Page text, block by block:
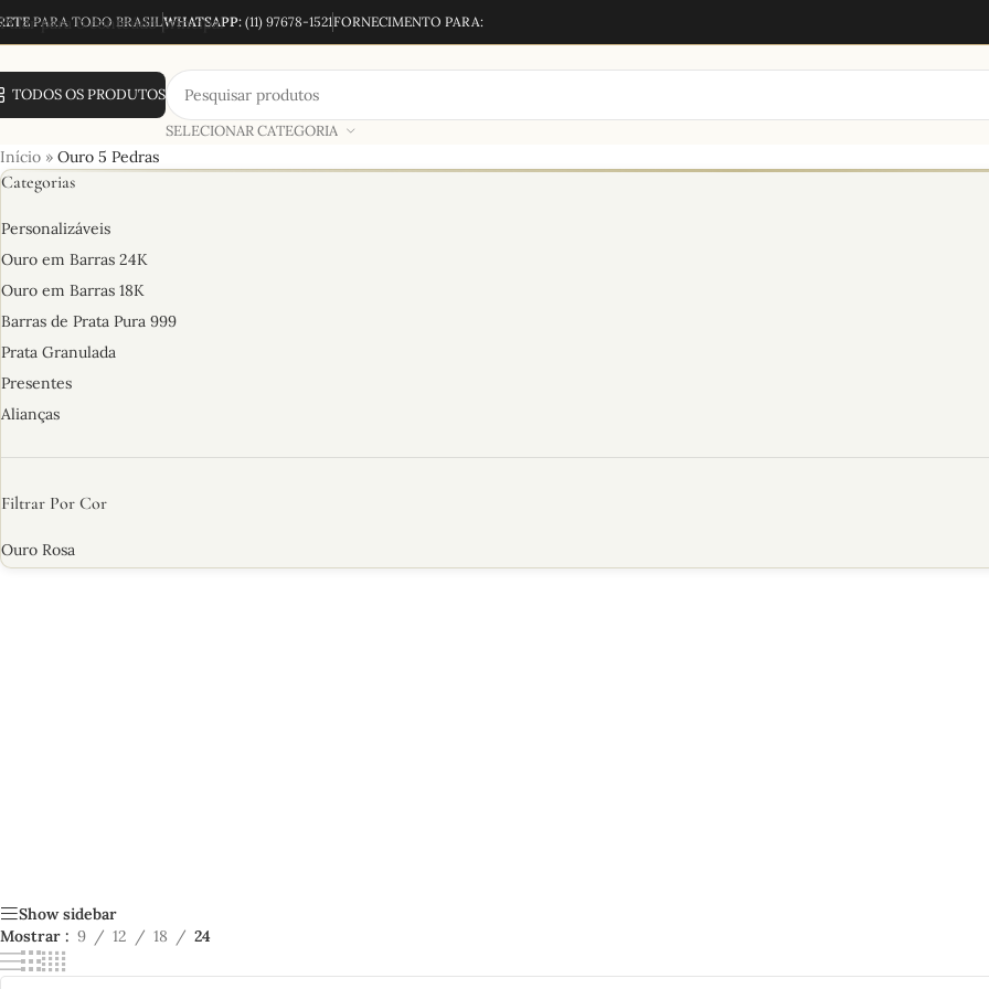
Pular para o conteúdo principal
PARA TODO BRASILWHATSAPP: (11) 97678-1521FORNECIMENTO PARA:
TODOS OS PRODUTOS
SELECIONAR CATEGORIA
Início » Ouro 5 Pedras
Categorias
Personalizáveis
Ouro em Barras 24K
Ouro em Barras 18K
Barras de Prata Pura 999
Prata Granulada
Presentes
Alianças
Filtrar Por Cor
Ouro Rosa
Show sidebar
Mostrar
9 12 18 24